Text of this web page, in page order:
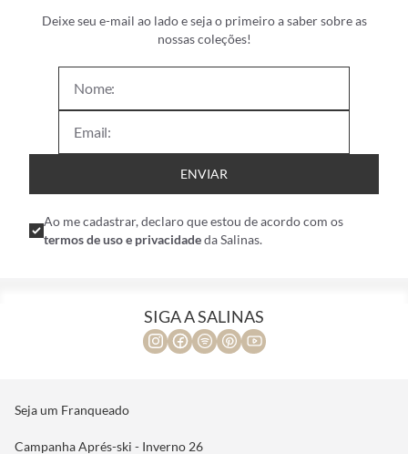
Deixe seu e-mail ao lado e seja o primeiro a saber sobre as
nossas coleções!
ENVIAR
Ao me cadastrar, declaro que estou de acordo com os
termos de uso e privacidadeda Salinas.
SIGA A SALINAS
Seja um Franqueado
Campanha Aprés-ski - Inverno 26